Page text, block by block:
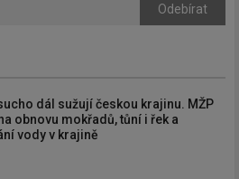
Odebírat
dál sužují českou krajinu. MŽP
obnovu mokřadů, tůní i řek a
vody v krajině